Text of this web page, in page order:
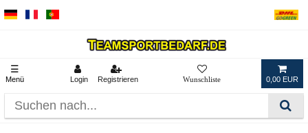
☰
Menü Login Registrieren 0,00 EUR